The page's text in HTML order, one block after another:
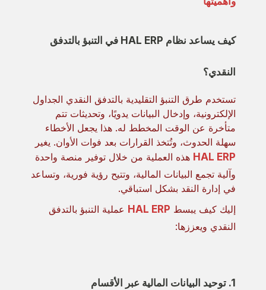
كيف يساعد نظام HAL ERP في التنبؤ بالتدفق
النقدي؟
تستخدم طرق التنبؤ التقليدية بالتدفق النقدي الجداول
الإلكترونية، وإدخال البيانات يدويًا، وتحديثات تتم
متأخرة عن الوقت المخطط له. هذا يجعل الأخطاء
سهلة الحدوث، وتُتخذ القرارات بعد فوات الأوان. يغير
HAL ERP هذه العملية من خلال توفير منصة واحدة
وآلية تجمع البيانات المالية، وتتيح رؤية فورية، وتساعد
في إدارة النقد بشكل استباقي.
إليك كيف يبسط HAL ERP عملية التنبؤ بالتدفق
النقدي ويعززها:
1. توحيد البيانات المالية عبر الأقسام